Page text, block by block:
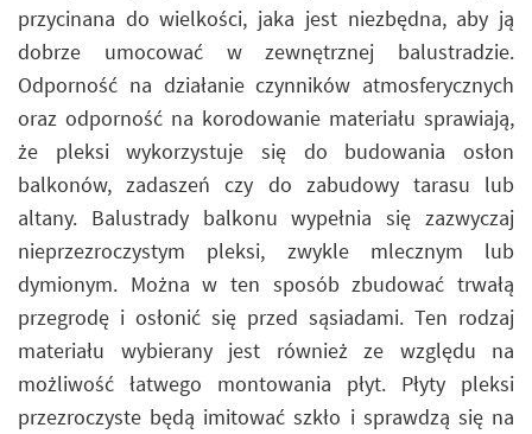
przycinana do wielkości, jaka jest niezbędna, aby ją
dobrze umocować w zewnętrznej balustradzie.
Odporność na działanie czynników atmosferycznych
oraz odporność na korodowanie materiału sprawiają,
że pleksi wykorzystuje się do budowania osłon
balkonów, zadaszeń czy do zabudowy tarasu lub
altany. Balustrady balkonu wypełnia się zazwyczaj
nieprzezroczystym pleksi, zwykle mlecznym lub
dymionym. Można w ten sposób zbudować trwałą
przegrodę i osłonić się przed sąsiadami. Ten rodzaj
materiału wybierany jest również ze względu na
możliwość łatwego montowania płyt. Płyty pleksi
przezroczyste będą imitować szkło i sprawdzą się na